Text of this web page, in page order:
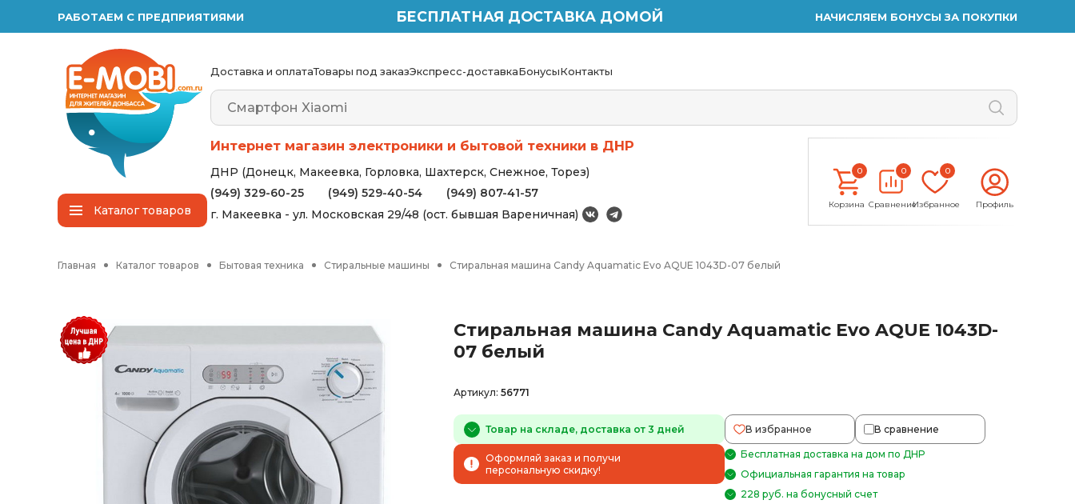
РАБОТАЕМ С ПРЕДПРИЯТИЯМИ БЕСПЛАТНАЯ ДОСТАВКА ДОМОЙ НАЧИСЛЯЕМ БОНУСЫ ЗА ПОКУПКИ
Каталогтоваров
Доставка и оплатаТовары под заказЭкспресс-доставкаБонусыКонтакты
Интернет магазин электроники и бытовой техники в ДНР
ДНР (Донецк, Макеевка, Горловка, Шахтерск, Снежное, Торез)
(949) 329-60-25
(949) 529-40-54
(949) 807-41-57
г. Макеевка - ул. Московская 29/48 (ост. бывшая Вареничная)
0
Корзина
0
Сравнение
0
Избранное Профиль
Главная Каталог товаров Бытовая техника Стиральные машины Стиральная машина Candy Aquamatic Evo AQUE 1043D-07 белый
Стиральная машина Candy Aquamatic Evo AQUE 1043D-
07 белый
Артикул: 56771
Товар на складе, доставка от 3 дней В избранное В сравнение
Оформляй заказ и получи
персональную скидку!
Бесплатная доставка на дом по ДНР
Официальная гарантия на товар
228 руб. на бонусный счет